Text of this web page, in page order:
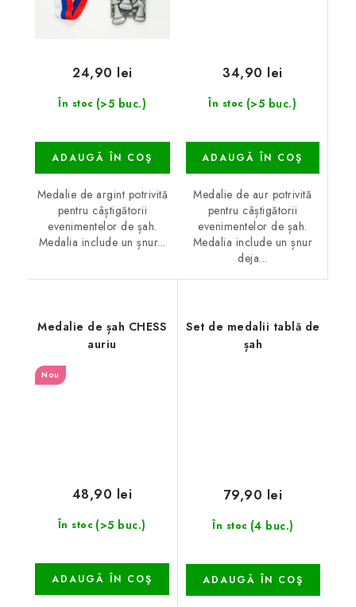
În stoc (>5 buc.)
24,90 lei
ADAUGĂ ÎN COŞ
Medalie de argint potrivită
pentru câștigătorii
evenimentelor de șah.
Medalia include un șnur...
În stoc (>5 buc.)
34,90 lei
ADAUGĂ ÎN COŞ
Medalie de aur potrivită
pentru câștigătorii
evenimentelor de șah.
Medalia include un șnur
deja...
Medalie de șah CHESS
auriu
Nou
În stoc (>5 buc.)
48,90 lei
ADAUGĂ ÎN COŞ
Set de medalii tablă de
șah
În stoc (4 buc.)
79,90 lei
ADAUGĂ ÎN COŞ